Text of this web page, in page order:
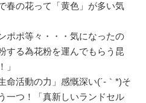
春の花って「黄色」が多い気
ポポ等々・・・気になったの
する為花粉を運んでもらう昆
」
命活動の力」感慨深い(´-｀*)そ
一つ！「真新しいランドセル